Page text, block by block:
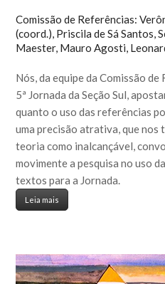
Comissão de Referências:
(coord.), Priscila de Sá Santos,
Maester, Mauro Agosti,
Nós, da equipe da Comissão
5ª Jornada da Seção Sul,
quanto o uso das referências
uma precisão atrativa, que nos
teoria como inalcançável,
movimente a pesquisa no uso
textos para a Jornada.
Leia mais